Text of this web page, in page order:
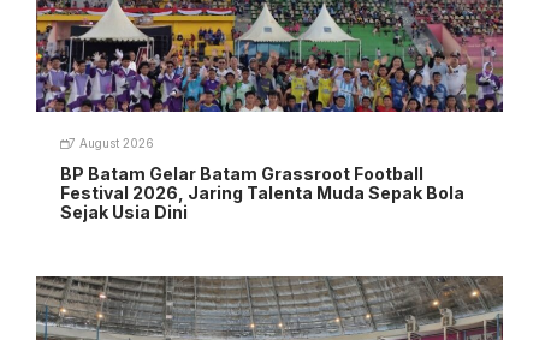
7 August 2026
BP Batam Gelar Batam Grassroot Football
Festival 2026, Jaring Talenta Muda Sepak Bola
Sejak Usia Dini